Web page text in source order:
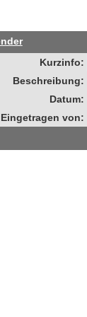
Kurzinfo:
Beschreibung:
Datum:
Eingetragen von: